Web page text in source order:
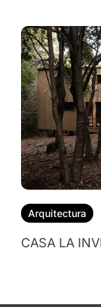
Arquitectura
CASA